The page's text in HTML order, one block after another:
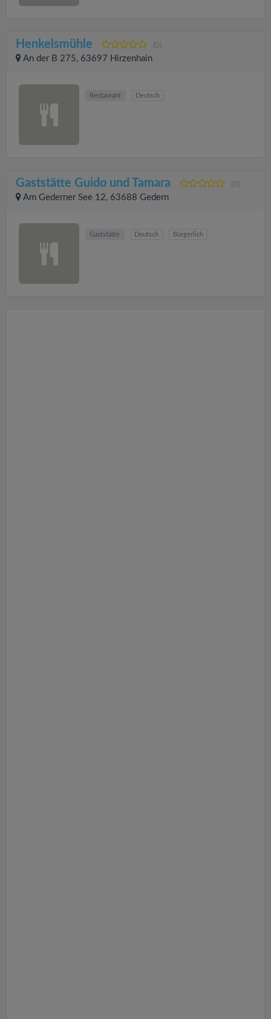
Henkelsmühle (0)
An der B 275, 63697 Hirzenhain
Restaurant Deutsch
Gaststätte Guido und Tamara (0)
Am Gederner See 12, 63688 Gedern
Gaststätte Deutsch Bürgerlich